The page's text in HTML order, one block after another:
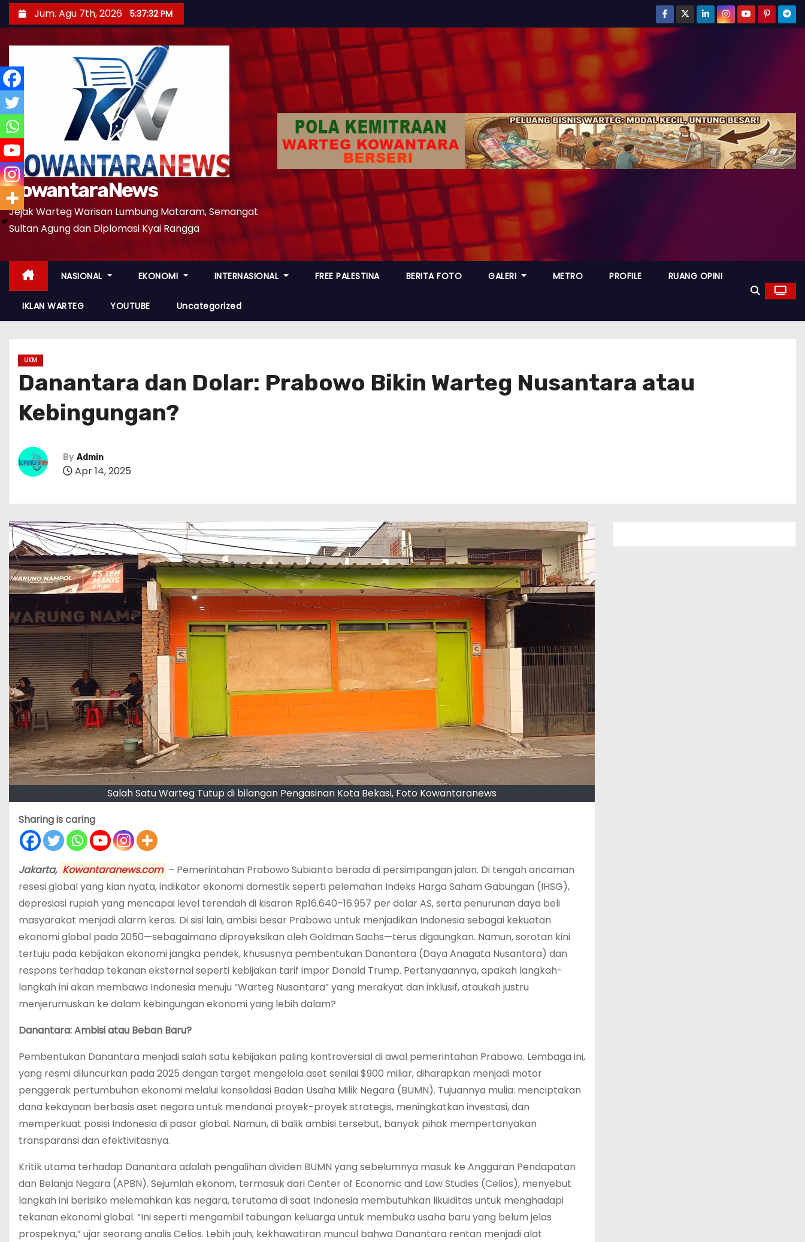
k
t
o
n
e
t
Jum. Agu 7th, 2026 5:37:33 PM
KowantaraNews
Jejak Warteg Warisan Lumbung Mataram, Semangat
Sultan Agung dan Diplomasi Kyai Rangga
NASIONAL EKONOMI INTERNASIONAL FREE PALESTINA BERITA FOTO GALERI METRO PROFILE RUANG OPINI
IKLAN WARTEG YOUTUBE Uncategorized
UKM
Danantara dan Dolar: Prabowo Bikin Warteg Nusantara atau
Kebingungan?
By Admin
Apr 14, 2025
Salah Satu Warteg Tutup di bilangan Pengasinan Kota Bekasi, Foto Kowantaranews
Sharing is caring
Jakarta, Kowantaranews.com – Pemerintahan Prabowo Subianto berada di persimpangan jalan. Di tengah ancaman
resesi global yang kian nyata, indikator ekonomi domestik seperti pelemahan Indeks Harga Saham Gabungan (IHSG),
depresiasi rupiah yang mencapai level terendah di kisaran Rp16.640–16.957 per dolar AS, serta penurunan daya beli
masyarakat menjadi alarm keras. Di sisi lain, ambisi besar Prabowo untuk menjadikan Indonesia sebagai kekuatan
ekonomi global pada 2050—sebagaimana diproyeksikan oleh Goldman Sachs—terus digaungkan. Namun, sorotan kini
tertuju pada kebijakan ekonomi jangka pendek, khususnya pembentukan Danantara (Daya Anagata Nusantara) dan
respons terhadap tekanan eksternal seperti kebijakan tarif impor Donald Trump. Pertanyaannya, apakah langkah-
langkah ini akan membawa Indonesia menuju “Warteg Nusantara” yang merakyat dan inklusif, ataukah justru
menjerumuskan ke dalam kebingungan ekonomi yang lebih dalam?
Danantara: Ambisi atau Beban Baru?
Pembentukan Danantara menjadi salah satu kebijakan paling kontroversial di awal pemerintahan Prabowo. Lembaga ini,
yang resmi diluncurkan pada 2025 dengan target mengelola aset senilai $900 miliar, diharapkan menjadi motor
penggerak pertumbuhan ekonomi melalui konsolidasi Badan Usaha Milik Negara (BUMN). Tujuannya mulia: menciptakan
dana kekayaan berbasis aset negara untuk mendanai proyek-proyek strategis, meningkatkan investasi, dan
memperkuat posisi Indonesia di pasar global. Namun, di balik ambisi tersebut, banyak pihak mempertanyakan
transparansi dan efektivitasnya.
Kritik utama terhadap Danantara adalah pengalihan dividen BUMN yang sebelumnya masuk ke Anggaran Pendapatan
dan Belanja Negara (APBN). Sejumlah ekonom, termasuk dari Center of Economic and Law Studies (Celios), menyebut
langkah ini berisiko melemahkan kas negara, terutama di saat Indonesia membutuhkan likuiditas untuk menghadapi
tekanan ekonomi global. “Ini seperti mengambil tabungan keluarga untuk membuka usaha baru yang belum jelas
prospeknya,” ujar seorang analis Celios. Lebih jauh, kekhawatiran muncul bahwa Danantara rentan menjadi alat